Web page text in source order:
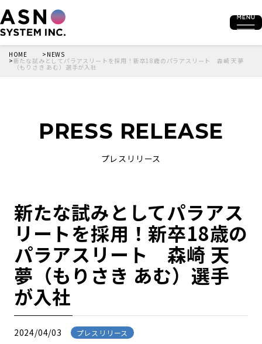
HOME NEWS
新たな試みとしてパラアスリートを採用！新卒18歳のパラアスリート 森崎 天夢
（もりさき あむ）選手が入社
PRESS RELEASE
プレスリリース
新たな試みとしてパラアス
リートを採用！新卒18歳の
パラアスリート 森崎 天
夢（もりさき あむ）選手
が入社
2024/04/03 プレスリリース